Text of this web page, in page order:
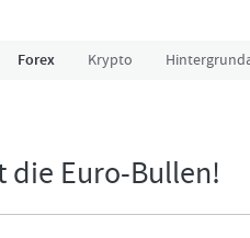
Forex Krypto
die Euro-Bullen!